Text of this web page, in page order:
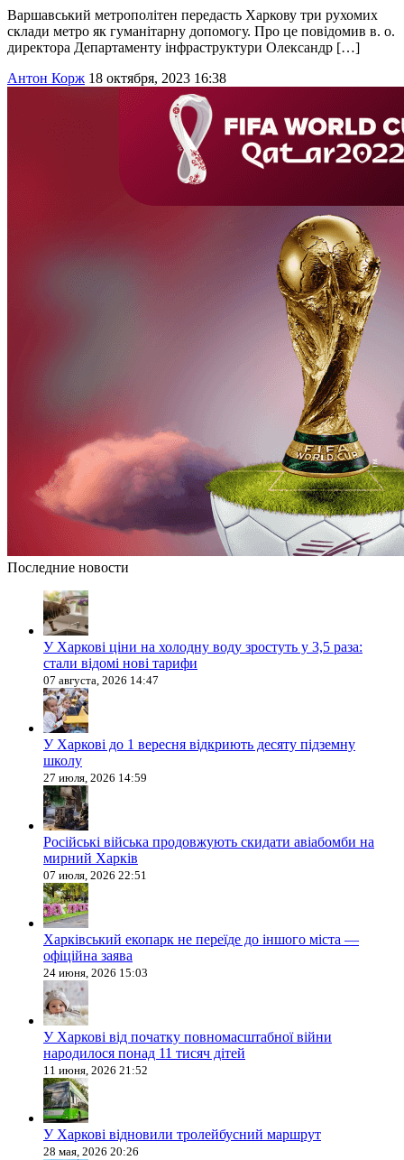
Варшавський метрополітен передасть Харкову три рухомих
склади метро як гуманітарну допомогу. Про це повідомив в. о.
директора Департаменту інфраструктури Олександр […]
Антон Корж 18 октября, 2023 16:38
Последние новости
У Харкові ціни на холодну воду зростуть у 3,5 раза:
стали відомі нові тарифи
07 августа, 2026 14:47
У Харкові до 1 вересня відкриють десяту підземну
школу
27 июля, 2026 14:59
Російські війська продовжують скидати авіабомби на
мирний Харків
07 июля, 2026 22:51
Харківський екопарк не переїде до іншого міста —
офіційна заява
24 июня, 2026 15:03
У Харкові від початку повномасштабної війни
народилося понад 11 тисяч дітей
11 июня, 2026 21:52
У Харкові відновили тролейбусний маршрут
28 мая, 2026 20:26